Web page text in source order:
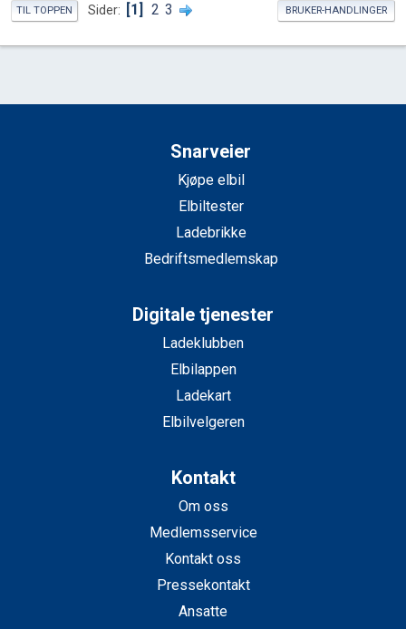
TIL TOPPEN Sider 1 2 3 BRUKER-HANDLINGER
Snarveier
Kjøpe elbil
Elbiltester
Ladebrikke
Bedriftsmedlemskap
Digitale tjenester
Ladeklubben
Elbilappen
Ladekart
Elbilvelgeren
Kontakt
Om oss
Medlemsservice
Kontakt oss
Pressekontakt
Ansatte